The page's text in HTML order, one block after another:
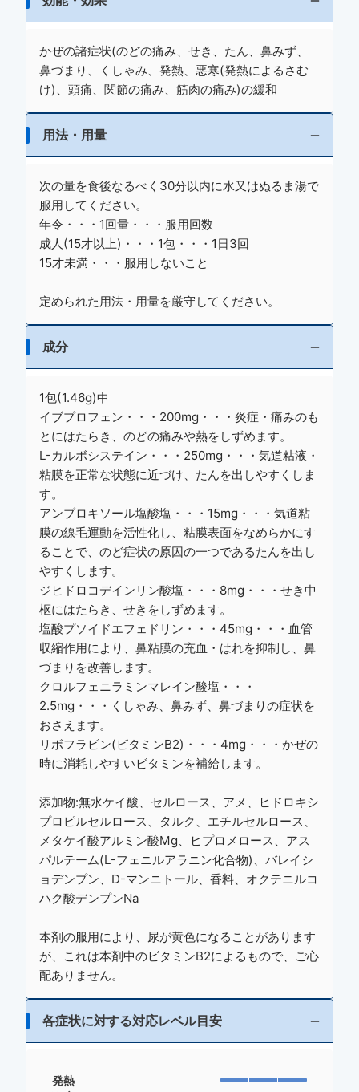
かぜの諸症状(のどの痛み、せき、たん、鼻みず、
鼻づまり、くしゃみ、発熱、悪寒(発熱によるさむ
け)、頭痛、関節の痛み、筋肉の痛み)の緩和
用法・用量
次の量を食後なるべく30分以内に水又はぬるま湯で
服用してください。
年令・・・1回量・・・服用回数
成人(15才以上)・・・1包・・・1日3回
15才未満・・・服用しないこと
定められた用法・用量を厳守してください。
成分
1包(1.46g)中
イブプロフェン・・・200mg・・・炎症・痛みのも
とにはたらき、のどの痛みや熱をしずめます。
L-カルボシステイン・・・250mg・・・気道粘液・
粘膜を正常な状態に近づけ、たんを出しやすくしま
す。
アンブロキソール塩酸塩・・・15mg・・・気道粘
膜の線毛運動を活性化し、粘膜表面をなめらかにす
ることで、のど症状の原因の一つであるたんを出し
やすくします。
ジヒドロコデインリン酸塩・・・8mg・・・せき中
枢にはたらき、せきをしずめます。
塩酸プソイドエフェドリン・・・45mg・・・血管
収縮作用により、鼻粘膜の充血・はれを抑制し、鼻
づまりを改善します。
クロルフェニラミンマレイン酸塩・・・
2.5mg・・・くしゃみ、鼻みず、鼻づまりの症状を
おさえます。
リボフラビン(ビタミンB2)・・・4mg・・・かぜの
時に消耗しやすいビタミンを補給します。
添加物:無水ケイ酸、セルロース、アメ、ヒドロキシ
プロピルセルロース、タルク、エチルセルロース、
メタケイ酸アルミン酸Mg、ヒプロメロース、アス
パルテーム(L-フェニルアラニン化合物)、バレイシ
ョデンプン、D-マンニトール、香料、オクテニルコ
ハク酸デンプンNa
本剤の服用により、尿が黄色になることがあります
が、これは本剤中のビタミンB2によるもので、ご心
配ありません。
各症状に対する対応レベル目安
発熱